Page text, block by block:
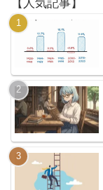
【人気記事】